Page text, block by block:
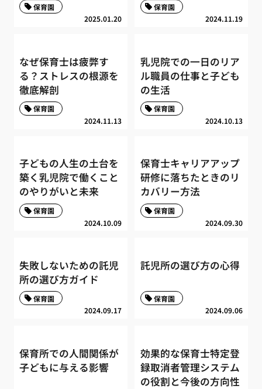
2025.01.20
保育園
2024.11.19
保育園
なぜ保育士は疲弊す
る？ストレスの根源を
徹底解剖
2024.11.13
保育園
乳児院での一日のリア
ル職員の仕事と子ども
の生活
2024.10.13
保育園
子どもの人生の土台を
築く乳児院で働くこと
のやりがいと未来
2024.10.09
保育園
保育士キャリアアップ
研修に落ちたときのリ
カバリー方法
2024.09.30
保育園
失敗しないための託児
所の選び方ガイド
2024.09.17
保育園
託児所の選び方の心得
2024.09.06
保育園
保育所での人間関係が
子どもに与える影響
効果的な保育士特定登
録取消者管理システム
の役割と今後の方向性